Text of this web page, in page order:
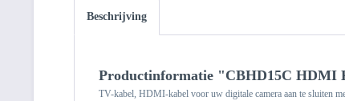
Beschrijving
Productinformatie "CBHD15C HDMI
TV-kabel, HDMI-kabel voor uw digitale camera aan te sluiten